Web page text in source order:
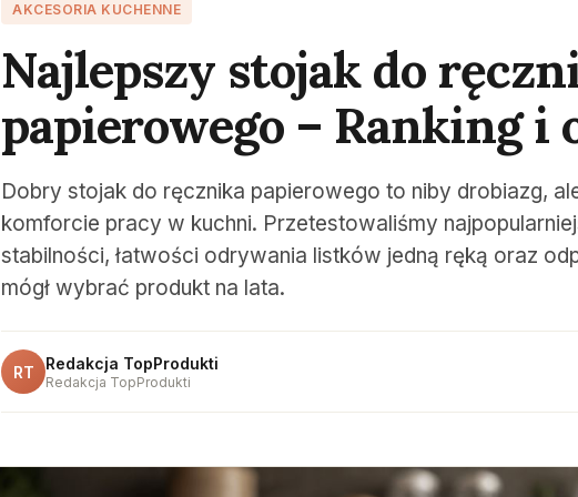
AKCESORIA KUCHENNE
Najlepszy stojak do
papierowego – Ranking i
Dobry stojak do ręcznika papierowego to niby drobiazg,
komforcie pracy w kuchni. Przetestowaliśmy
stabilności, łatwości odrywania listków jedną ręką oraz
mógł wybrać produkt na lata.
RT Redakcja TopProdukti
Redakcja TopProdukti